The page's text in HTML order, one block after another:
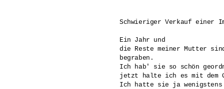
Schwieriger Verkauf einer
Ein Jahr und
die Reste meiner Mutter
begraben.
Ich hab' sie so schön
jetzt halte ich es mit dem
Ich hatte sie ja wenigstens